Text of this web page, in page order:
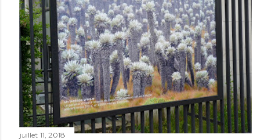
e
s
juillet 11, 2018